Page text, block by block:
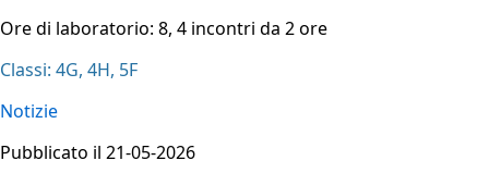
Ore di laboratorio: 8, 4 incontri da 2 ore
Classi: 4G, 4H, 5F
Notizie
Pubblicato il 21-05-2026